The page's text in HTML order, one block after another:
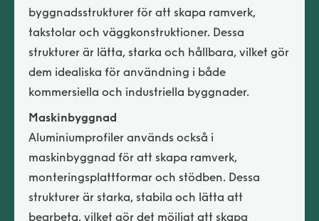
byggnadsstrukturer för att skapa ramverk,
takstolar och väggkonstruktioner. Dessa
strukturer är lätta, starka och hållbara, vilket gör
dem idealiska för användning i både
kommersiella och industriella byggnader.
Maskinbyggnad
Aluminiumprofiler används också i
maskinbyggnad för att skapa ramverk,
monteringsplattformar och stödben. Dessa
strukturer är starka, stabila och lätta att
bearbeta, vilket gör det möjligt att skapa